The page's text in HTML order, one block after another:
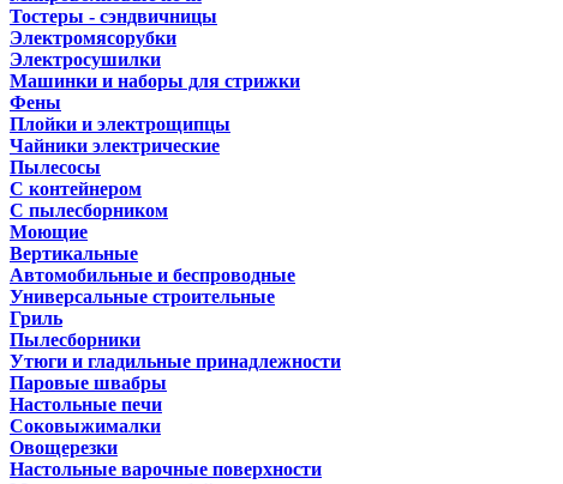
Тостеры - сэндвичницы
Электромясорубки
Электросушилки
Машинки и наборы для стрижки
Фены
Плойки и электрощипцы
Чайники электрические
Пылесосы
С контейнером
С пылесборником
Моющие
Вертикальные
Автомобильные и беспроводные
Универсальные строительные
Гриль
Пылесборники
Утюги и гладильные принадлежности
Паровые швабры
Настольные печи
Соковыжималки
Овощерезки
Настольные варочные поверхности